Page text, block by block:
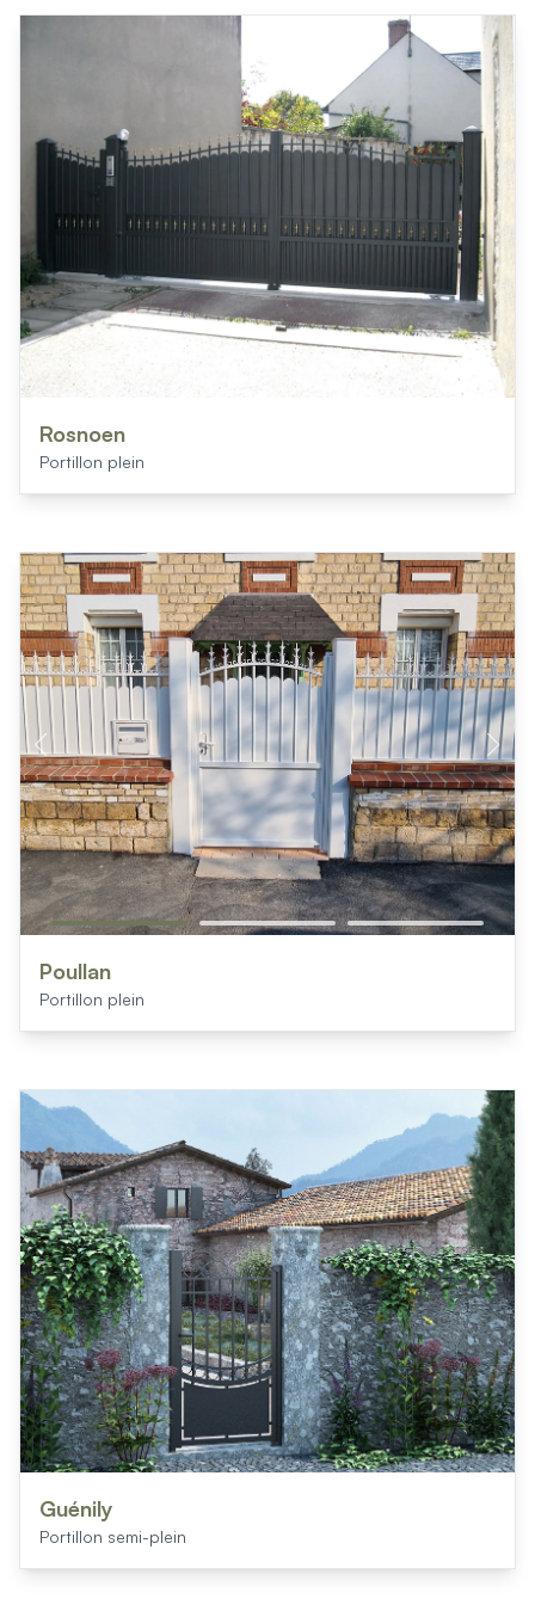
Rosnoen
Portillon plein
Poullan
Portillon plein
Guénily
Portillon semi-plein